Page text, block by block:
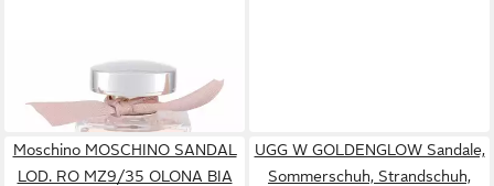
De Chloe Edt Spray
ab 76,61 €
(2.553,67 €/ 1 l)
Moschino MOSCHINO SANDAL
LOD. RO MZ9/35 OLONA BIA
UGG W GOLDENGLOW Sandale,
Sommerschuh, Strandschuh,